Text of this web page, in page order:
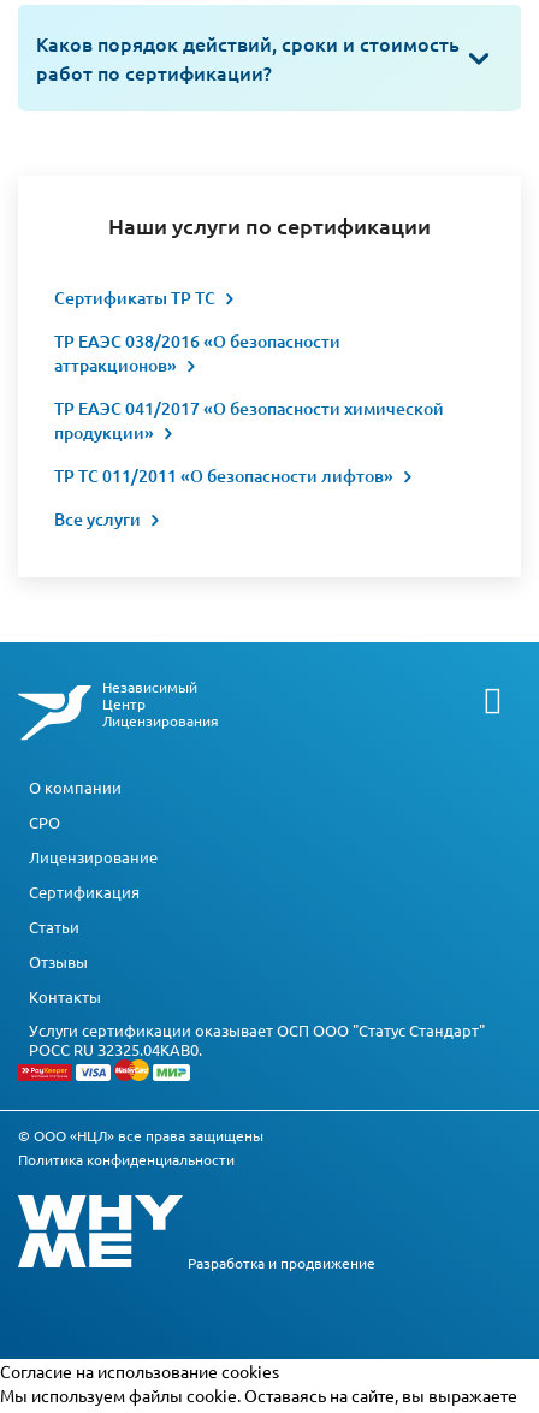
Каков порядок действий, сроки и стоимость
работ по сертификации?
Наши услуги по сертификации
Сертификаты ТР ТС
ТР ЕАЭС 038/2016 «О безопасности
аттракционов»
ТР ЕАЭС 041/2017 «О безопасности химической
продукции»
ТР ТС 011/2011 «О безопасности лифтов»
Все услуги
Независимый
Центр
Лицензирования
О компании
СРО
Лицензирование
Сертификация
Статьи
Отзывы
Контакты
Услуги сертификации оказывает ОСП ООО "Статус Стандарт"
РОСС RU З2325.04КАВ0.
© ООО «НЦЛ» все права защищены
Политика конфиденциальности
Разработка и продвижение
Cогласие на использование cookies
Мы используем файлы cookie. Оставаясь на сайте, вы выражаете